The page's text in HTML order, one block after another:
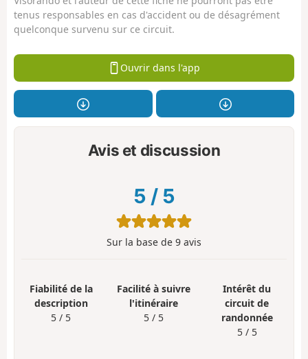
tenus responsables en cas d'accident ou de désagrément
quelconque survenu sur ce circuit.
Ouvrir dans l'app
Avis et discussion
5 / 5
Sur la base de 9 avis
Fiabilité de la
description
5 / 5
Facilité à suivre
l'itinéraire
5 / 5
Intérêt du
circuit de
randonnée
5 / 5